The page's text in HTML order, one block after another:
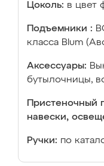
Цоколь: в цвет
Подъемники :
класса Blum
Аксессуары:
бутылочницы,
Пристеночный
навески,
Ручки: по